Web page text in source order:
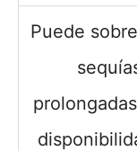
Puede